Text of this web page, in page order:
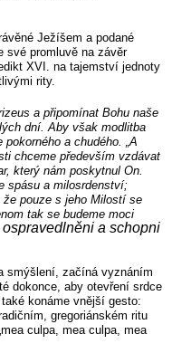
Ježíšem a podané
své promluvě na závěr
XVI. na tajemství jednoty
rity.
a připomínat Bohu naše
dní. Aby však modlitba
a chudého. „A
chceme především vzdávat
který nám poskytnul On.
spásu a milosrdenství;
pouze s jeho Milostí se
tak se budeme moci
a schopni
smýšlení, začíná vyznáním
dokonce, aby otevření srdce
konáme vnější gesto:
gregoriánském ritu
culpa, mea culpa, mea